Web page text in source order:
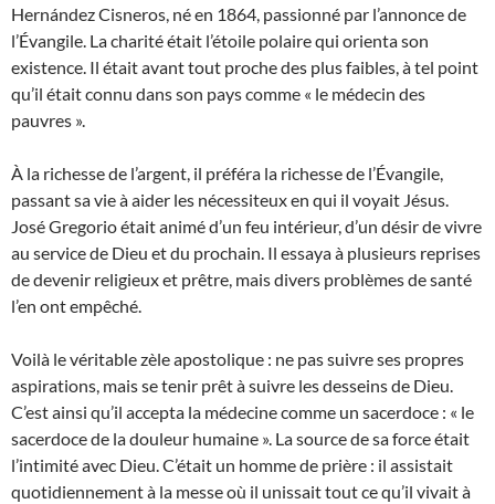
Hernández Cisneros, né en 1864, passionné par l’annonce de
l’Évangile. La charité était l’étoile polaire qui orienta son
existence. Il était avant tout proche des plus faibles, à tel point
qu’il était connu dans son pays comme « le médecin des
pauvres ».
À la richesse de l’argent, il préféra la richesse de l’Évangile,
passant sa vie à aider les nécessiteux en qui il voyait Jésus.
José Gregorio était animé d’un feu intérieur, d’un désir de vivre
au service de Dieu et du prochain. Il essaya à plusieurs reprises
de devenir religieux et prêtre, mais divers problèmes de santé
l’en ont empêché.
Voilà le véritable zèle apostolique : ne pas suivre ses propres
aspirations, mais se tenir prêt à suivre les desseins de Dieu.
C’est ainsi qu’il accepta la médecine comme un sacerdoce : « le
sacerdoce de la douleur humaine ». La source de sa force était
l’intimité avec Dieu. C’était un homme de prière : il assistait
quotidiennement à la messe où il unissait tout ce qu’il vivait à